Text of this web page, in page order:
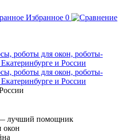
Избранное 0